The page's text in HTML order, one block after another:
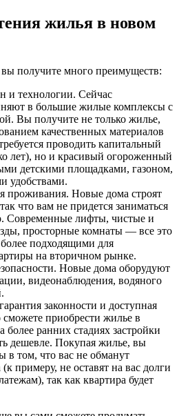
жилья в новом
получите много преимуществ:
и технологии. Сейчас
в большие жилые комплексы с
Вы получите не только жилье,
качественных материалов
проводить капитальный
лет), но и красивый огороженный
детскими площадками, газоном,
удобствами.
проживания. Новые дома строят
что вам не придется заниматься
Современные лифты, чистые и
просторные комнаты — все это
подходящими для
на вторичном рынке.
Новые дома оборудуют
видеонаблюдения, водяного
законности и доступная
приобрести жилье в
более ранних стадиях застройки
дешевле. Покупая жилье, вы
в том, что вас не обманут
примеру, не оставят на вас долги
так как квартира будет